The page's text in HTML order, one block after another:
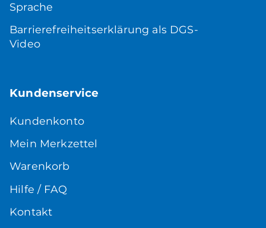
Sprache
Barrierefreiheitserklärung als DGS-
Video
Kundenservice
Kundenkonto
Mein Merkzettel
Warenkorb
Hilfe / FAQ
Kontakt